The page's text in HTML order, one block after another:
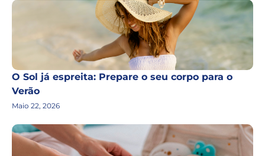
O Sol já espreita: Prepare o seu corpo para o
Verão
Maio 22, 2026